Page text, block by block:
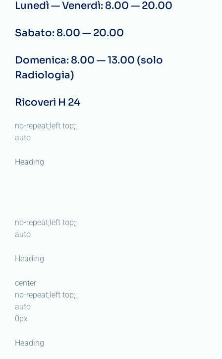
Lunedì — Venerdì: 8.00 — 20.00
Sabato: 8.00 — 20.00
Domenica: 8.00 — 13.00 (solo
Radiologia)
Ricoveri H 24
no-repeat;left top;;
auto
Heading
no-repeat;left top;;
auto
Heading
center
no-repeat;left top;;
auto
0px
Heading